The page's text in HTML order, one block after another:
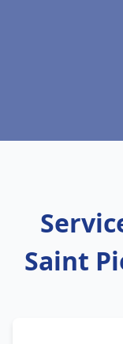
Saint